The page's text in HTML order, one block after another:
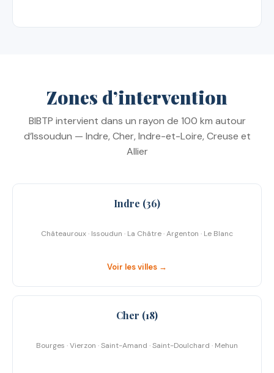
Zones d’intervention
BIBTP intervient dans un rayon de 100 km autour
d’Issoudun — Indre, Cher, Indre-et-Loire, Creuse et
Allier
Indre (36)
Châteauroux · Issoudun · La Châtre · Argenton · Le Blanc
Voir les villes →
Cher (18)
Bourges · Vierzon · Saint-Amand · Saint-Doulchard · Mehun